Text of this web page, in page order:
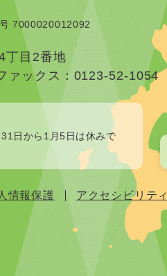
7000020012092
目2番地
ァックス：0123-52-1054
日から1月5日は休みで
情報保護 アクセシビリティ